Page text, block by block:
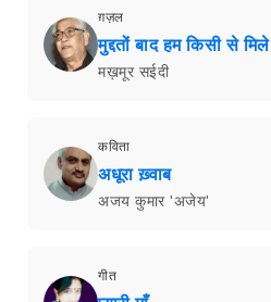
ग़ज़ल
मुद्दतों बाद हम किसी से मिले
मख़मूर सईदी
कविता
अधूरा ख़्वाब
अजय कुमार 'अजेय'
गीत